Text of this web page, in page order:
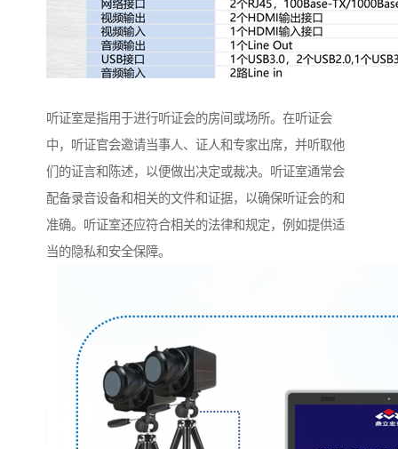
听证室是指用于进行听证会的房间或场所。在听证会
中，听证官会邀请当事人、证人和专家出席，并听取他
们的证言和陈述，以便做出决定或裁决。听证室通常会
配备录音设备和相关的文件和证据，以确保听证会的和
准确。听证室还应符合相关的法律和规定，例如提供适
当的隐私和安全保障。